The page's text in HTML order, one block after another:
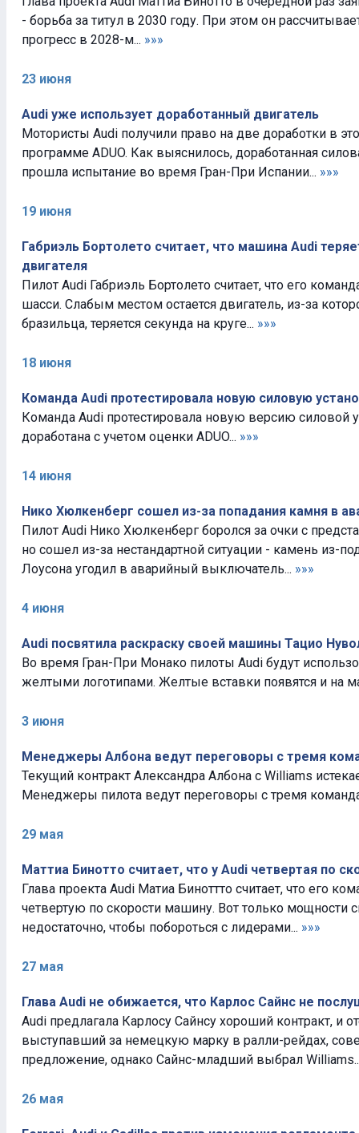
- борьба за титул в 2030 году. При этом он
прогресс в 2028-м... »»»
23 июня
Audi уже использует доработанный двигатель
Мотористы Audi получили право на две доработки в
программе ADUO. Как выяснилось, доработанная
прошла испытание во время Гран-При Испании... »»»
19 июня
Габриэль Бортолето считает, что машина Audi
двигателя
Пилот Audi Габриэль Бортолето считает, что его
шасси. Слабым местом остается двигатель, из-за
бразильца, теряется секунда на круге... »»»
18 июня
Команда Audi протестировала новую силовую
Команда Audi протестировала новую версию силовой
доработана с учетом оценки ADUO... »»»
14 июня
Нико Хюлкенберг сошел из-за попадания камня в
Пилот Audi Нико Хюлкенберг боролся за очки с
но сошел из-за нестандартной ситуации - камень из-
Лоусона угодил в аварийный выключатель... »»»
4 июня
Audi посвятила раскраску своей машины Тацио
Во время Гран-При Монако пилоты Audi будут
желтыми логотипами. Желтые вставки появятся и на
3 июня
Менеджеры Албона ведут переговоры с тремя
Текущий контракт Александра Албона с Williams
Менеджеры пилота ведут переговоры с тремя
29 мая
Маттиа Бинотто считает, что у Audi четвертая по
Глава проекта Audi Матиа Биноттто считает, что его
четвертую по скорости машину. Вот только мощности
недостаточно, чтобы побороться с лидерами... »»»
27 мая
Глава Audi не обижается, что Карлос Сайнс не
Audi предлагала Карлосу Сайнсу хороший контракт, и
выступавший за немецкую марку в ралли-рейдах,
предложение, однако Сайнс-младший выбрал
26 мая